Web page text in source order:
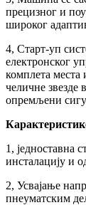
прецизног и
широког
4, Старт-уп
електронског
комплета места
челичне звезде
опремљени
1, једноставна
инсталацију и
2, Усвајање
пнеуматским